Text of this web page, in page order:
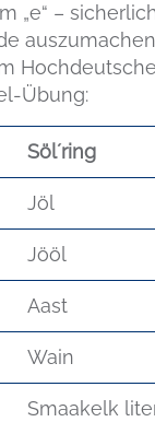
„e“ –
Übung:
Söl´ring
Jöl
Jööl
Aast
Wain
Smaakelk